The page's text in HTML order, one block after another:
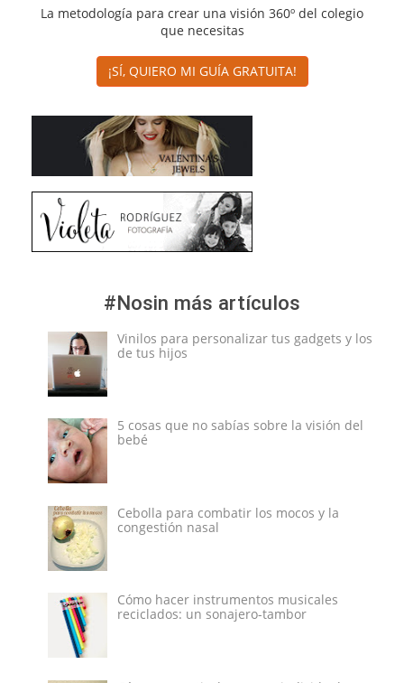
La metodología para crear una visión 360º del colegio
que necesitas
¡SÍ, QUIERO MI GUÍA GRATUITA!
#Nosin más artículos
Vinilos para personalizar tus gadgets y los
de tus hijos
5 cosas que no sabías sobre la visión del
bebé
Cebolla para combatir los mocos y la
congestión nasal
Cómo hacer instrumentos musicales
reciclados: un sonajero-tambor